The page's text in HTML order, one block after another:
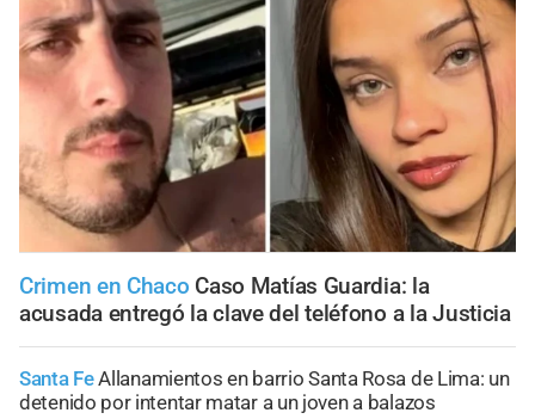
Crimen en Chaco Caso Matías Guardia: la
acusada entregó la clave del teléfono a la Justicia
Santa FeAllanamientos en barrio Santa Rosa de Lima: un
detenido por intentar matar a un joven a balazos